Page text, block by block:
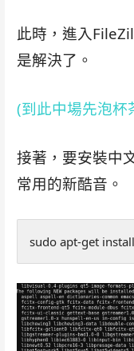
此時，進入
是解決了。
(到此中場先泡
接著，要安裝中
常用的新酷音。
sudo apt-get